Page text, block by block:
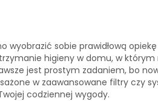
sobie prawidłową
higieny w domu, w
jest prostym zadaniem, bo
w zaawansowane filtry czy
codziennej wygody.